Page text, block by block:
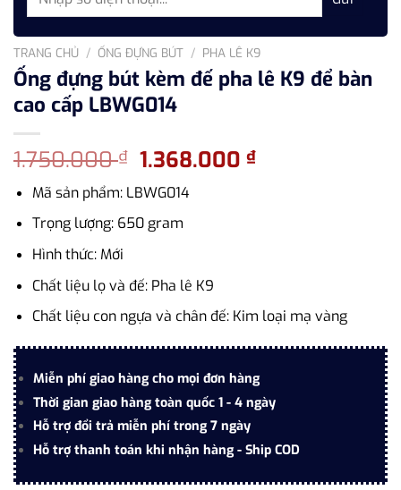
TRANG CHỦ / ỐNG ĐỰNG BÚT / PHA LÊ K9
Ống đựng bút kèm đế pha lê K9 để bàn
cao cấp LBWG014
1.750.000₫ Giá
gốc
là:
1.750.000 ₫.
1.368.000₫Giá
Mã sản phẩm: LBWG014
Trọng lượng: 650 gram
Hình thức: Mới
Chất liệu lọ và đế: Pha lê K9
Chất liệu con ngựa và chân đế: Kim loại mạ vàng
Miễn phí giao hàng cho mọi đơn hàng
Thời gian giao hàng toàn quốc 1 - 4 ngày
Hỗ trợ đổi trả miễn phí trong 7 ngày
Hỗ trợ thanh toán khi nhận hàng - Ship COD